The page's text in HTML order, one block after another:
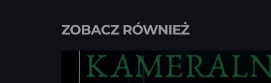
ZOBACZ RÓWNIEŻ